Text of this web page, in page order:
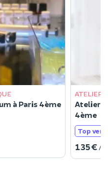
à Paris 4ème
ATELIER
Atelier
4ème
Top
135 € /